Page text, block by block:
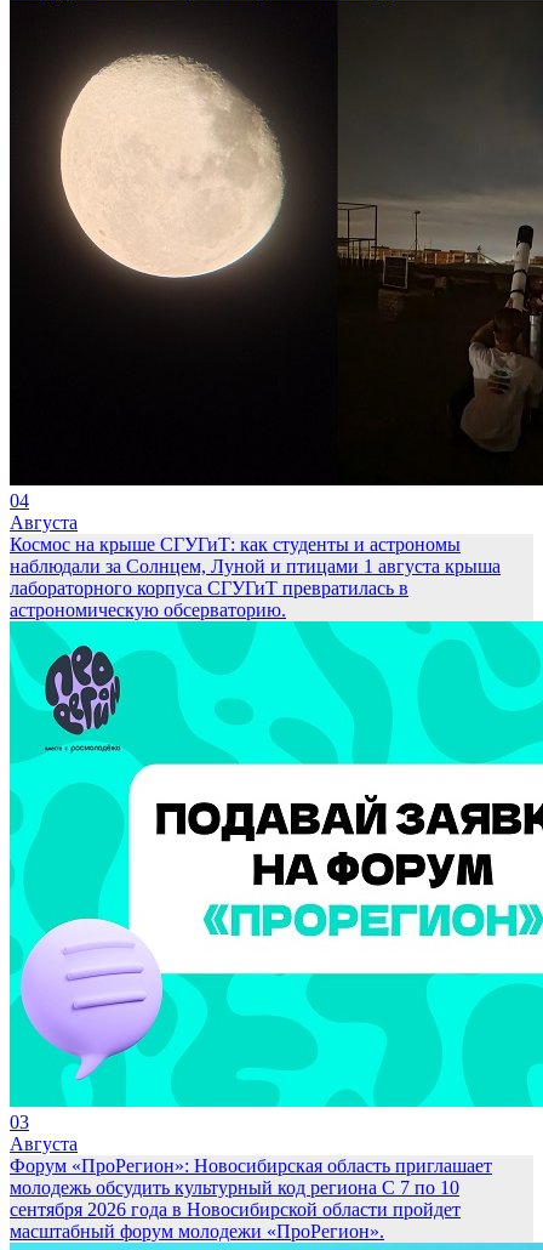
04
Августа
Космос на крыше СГУГиТ: как студенты и астрономы
наблюдали за Солнцем, Луной и птицами 1 августа крыша
лабораторного корпуса СГУГиТ превратилась в
астрономическую обсерваторию.
03
Августа
Форум «ПроРегион»: Новосибирская область приглашает
молодежь обсудить культурный код региона С 7 по 10
сентября 2026 года в Новосибирской области пройдет
масштабный форум молодежи «ПроРегион».